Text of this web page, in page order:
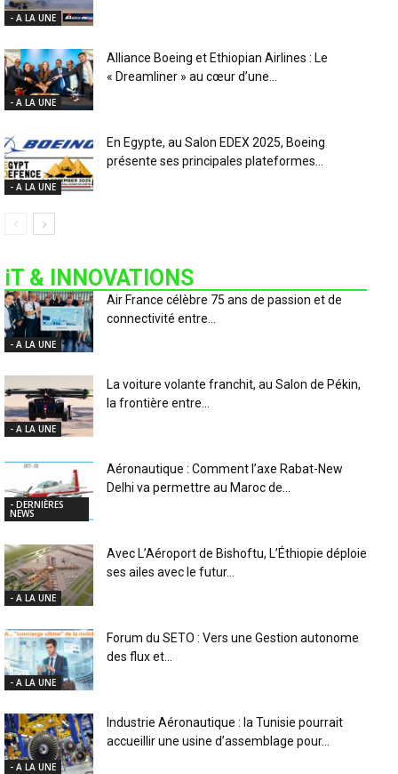
- A LA UNE
- A LA UNE
Alliance Boeing et Ethiopian Airlines : Le
« Dreamliner » au cœur d’une...
- A LA UNE
En Egypte, au Salon EDEX 2025, Boeing
présente ses principales plateformes...
iT & INNOVATIONS
- A LA UNE
Air France célèbre 75 ans de passion et de
connectivité entre...
- A LA UNE
La voiture volante franchit, au Salon de Pékin,
la frontière entre...
- DERNIÈRES
NEWS
Aéronautique : Comment l’axe Rabat-New
Delhi va permettre au Maroc de...
- A LA UNE
Avec L’Aéroport de Bishoftu, L’Éthiopie déploie
ses ailes avec le futur...
- A LA UNE
Forum du SETO : Vers une Gestion autonome
des flux et...
- A LA UNE
Industrie Aéronautique : la Tunisie pourrait
accueillir une usine d’assemblage pour...